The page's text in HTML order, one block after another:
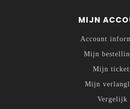
MIJN
Account
Mijn
Mijn
Mijn
Vergelijk